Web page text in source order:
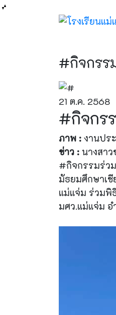
#กิจกรร
21 ต.ค. 2568
#กิจกร
ภาพ : งานปร
ข่าว : นางสา
#กิจกรรมร่ว
มัธยมศึกษาเชี
แม่แจ่ม ร่วมพิ
มศว.แม่แจ่ม อ